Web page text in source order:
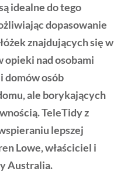
idealne do tego
dopasowanie
znajdujących się w
opieki nad osobami
domów osób
ale borykających
TeleTidy z
lepszej
Lowe, właściciel i
Australia.